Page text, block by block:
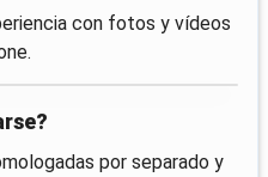
con fotos y vídeos
por separado y